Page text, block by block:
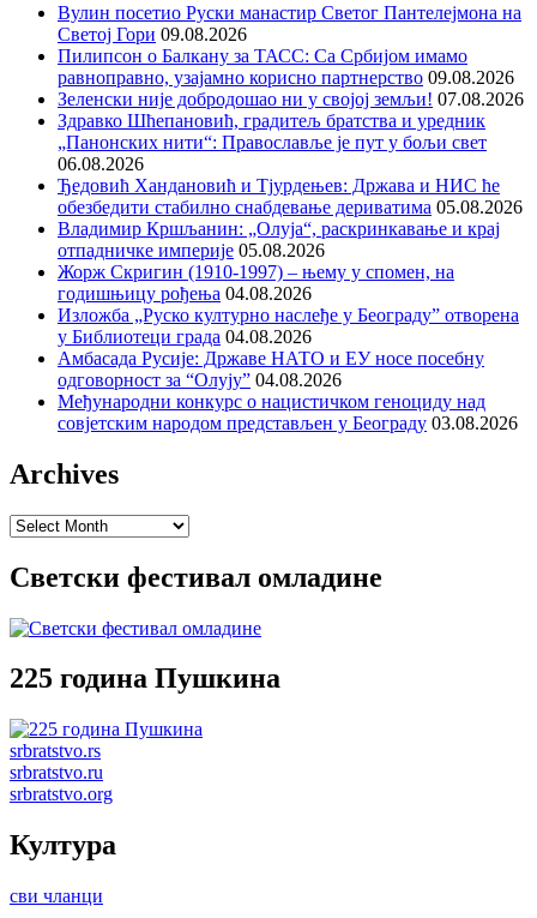
Вулин посетио Руски манастир Светог Пантелејмона на
Светој Гори 09.08.2026
Пилипсон о Балкану за ТАСС: Са Србијом имамо
равноправно, узајамно корисно партнерство 09.08.2026
Зеленски није добродошао ни у својој земљи! 07.08.2026
Здравко Шћепановић, градитељ братства и уредник
„Панонских нити“: Православље је пут у бољи свет
06.08.2026
Ђедовић Хандановић и Тјурдењев: Држава и НИС ће
обезбедити стабилно снабдевање дериватима 05.08.2026
Владимир Кршљанин: „Олуја“, раскринкавање и крај
отпадничке империје 05.08.2026
Жорж Скригин (1910-1997) – њему у спомен, на
годишњицу рођења 04.08.2026
Изложба „Руско културно наслеђе у Београду” отворена
у Библиотеци града 04.08.2026
Амбасада Русије: Државе НАТО и ЕУ носе посебну
одговорност за “Олују” 04.08.2026
Међународни конкурс о нацистичком геноциду над
совјетским народом представљен у Београду 03.08.2026
Archives
Archives
Светски фестивал омладине
225 година Пушкина
srbratstvo.rs
srbratstvo.ru
srbratstvo.org
Култура
сви чланци